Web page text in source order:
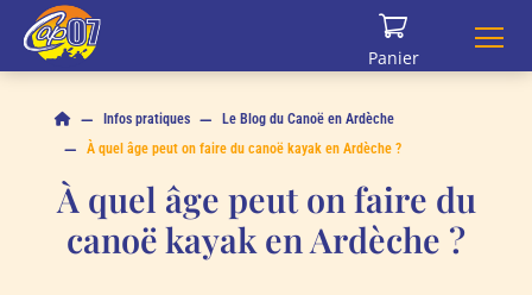
Panier
Infos pratiques
Le Blog du Canoë en Ardèche
À quel âge peut on faire du canoë kayak en Ardèche ?
À quel âge peut on faire du
canoë kayak en Ardèche ?
Panneau de gestion des cookies